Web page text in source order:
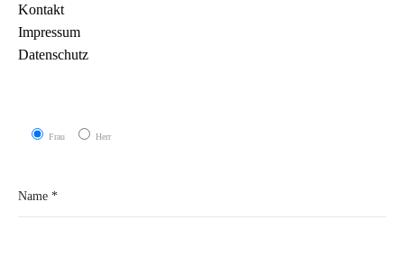
Kontakt
Impressum
Datenschutz
Frau Herr